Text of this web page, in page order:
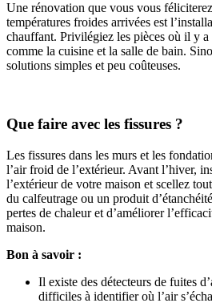
Une rénovation que vous vous
températures froides arrivées est
chauffant. Privilégiez les pièces où il y a
comme la cuisine et la salle de bain.
solutions simples et peu coûteuses.
Que faire avec les fissures ?
Les fissures dans les murs et les
l’air froid de l’extérieur. Avant l’hiver,
l’extérieur de votre maison et scellez
du calfeutrage ou un produit
pertes de chaleur et d’améliorer
maison.
Bon à savoir :
Il existe des détecteurs de fuites
difficiles à identifier où l’air